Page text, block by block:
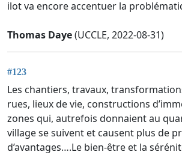
ilot va encore accentuer la
Thomas Daye(UCCLE, 2022-08-31)
#123
Les chantiers, travaux,
rues, lieux de vie, constructions
zones qui, autrefois donnaient au
village se suivent et causent plus de
d’avantages….Le bien-être et la